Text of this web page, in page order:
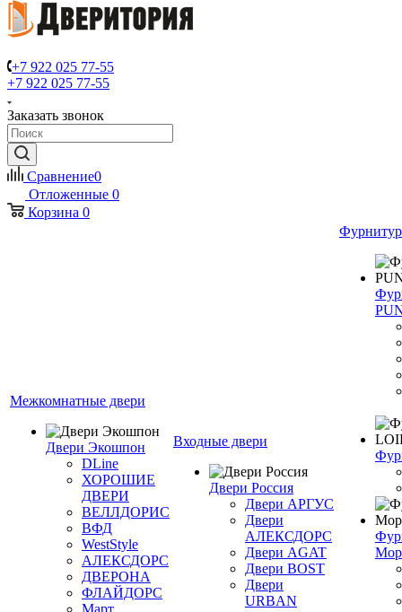
+7 922 025 77-55
+7 922 025 77-55
Заказать звонок
Сравнение0
Отложенные 0
Корзина 0
Межкомнатные двери
Двери Экошпон
DLine
ХОРОШИЕ
ДВЕРИ
ВЕЛЛДОРИС
ВФД
WestStyle
АЛЕКСДОРС
ДВЕРОНА
ФЛАЙДОРС
Март
Входные двери
Двери Россия
Двери АРГУС
Двери
АЛЕКСДОРС
Двери AGAT
Двери BOST
Двери
URBAN